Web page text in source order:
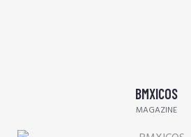
BMXICOS
MAGAZINE